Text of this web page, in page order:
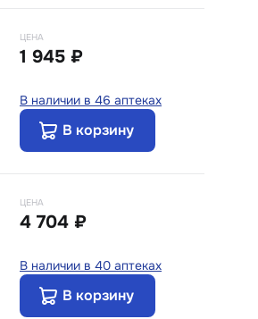
ЦЕНА
1 945 ₽
В наличии в 46 аптеках
В корзину
ЦЕНА
4 704 ₽
В наличии в 40 аптеках
В корзину